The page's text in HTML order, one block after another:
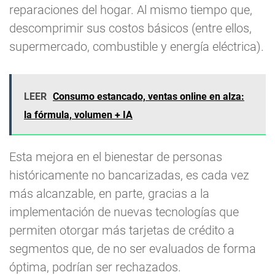
reparaciones del hogar. Al mismo tiempo que,
descomprimir sus costos básicos (entre ellos,
supermercado, combustible y energía eléctrica).
LEER Consumo estancado, ventas online en alza:
la fórmula, volumen + IA
Esta mejora en el bienestar de personas
históricamente no bancarizadas, es cada vez
más alcanzable, en parte, gracias a la
implementación de nuevas tecnologías que
permiten otorgar más tarjetas de crédito a
segmentos que, de no ser evaluados de forma
óptima, podrían ser rechazados.